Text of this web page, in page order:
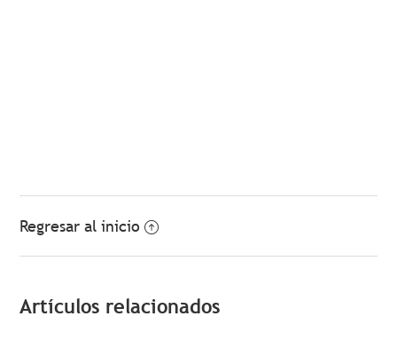
Regresar al inicio
Artículos relacionados